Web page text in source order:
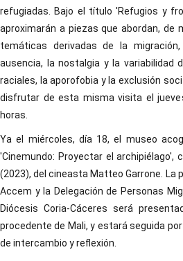
refugiadas. Bajo el título 'Refugios y
aproximarán a piezas que abordan, de
temáticas derivadas de la
ausencia, la nostalgia y la variabilidad
raciales, la aporofobia y la exclusión
disfrutar de esta misma visita el
horas.
Ya el miércoles, día 18, el museo
'Cinemundo: Proyectar el archipiélago',
(2023), del cineasta Matteo Garrone. La
Accem y la Delegación de Personas
Diócesis Coria-Cáceres será
procedente de Mali, y estará seguida
de intercambio y reflexión.